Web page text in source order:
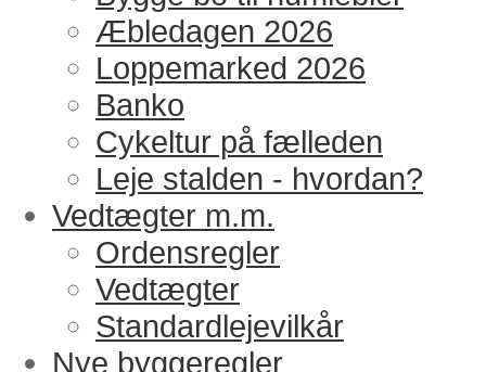
Æbledagen 2026
Loppemarked 2026
Banko
Cykeltur på fælleden
Leje stalden - hvordan?
Vedtægter m.m.
Ordensregler
Vedtægter
Standardlejevilkår
Nye byggeregler